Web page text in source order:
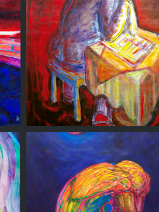
Retrato III